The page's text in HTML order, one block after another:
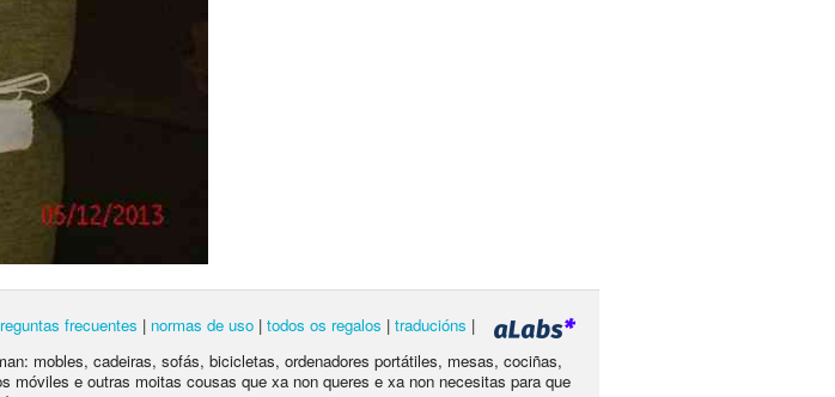
frecuentes | normas de uso | todos os regalos | traducións |
mobles, cadeiras, sofás, bicicletas, ordenadores portátiles, mesas, cociñas,
móviles e outras moitas cousas que xa non queres e xa non necesitas para que